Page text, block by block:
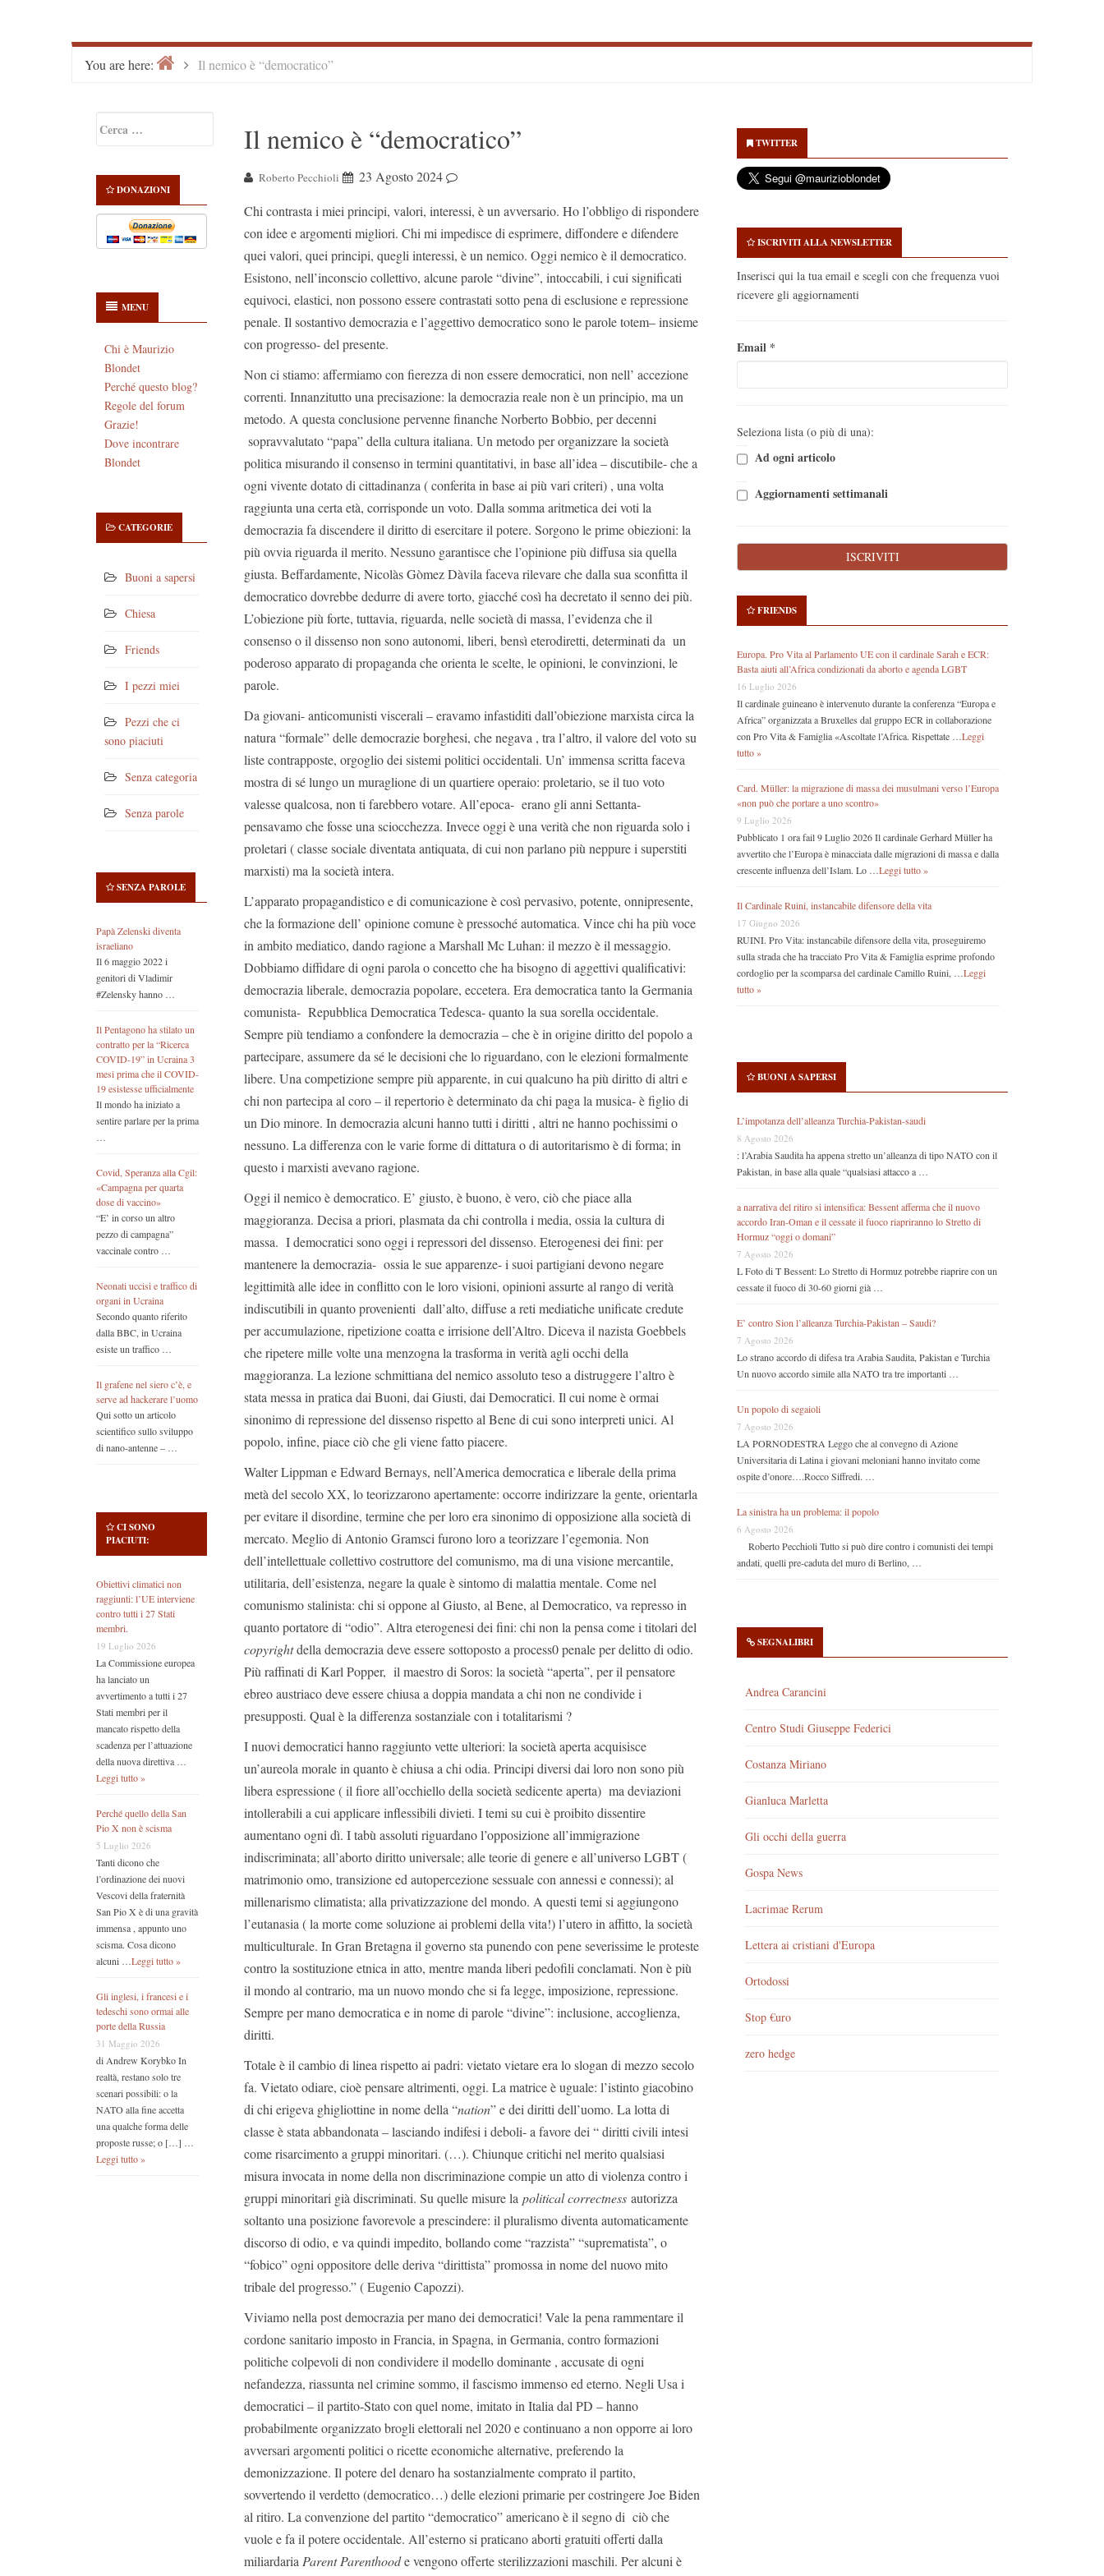
You are here: HomeIl nemico è “democratico”
Sidebar
per:
DONAZIONI
MENU
Chi è Maurizio
Blondet
Perché questo blog?
Regole del forum
Grazie!
Dove incontrare
Blondet
CATEGORIE
Buoni a sapersi
Chiesa
Friends
I pezzi miei
Pezzi che ci
sono piaciuti
Senza categoria
Senza parole
SENZA PAROLE
Papà Zelenski diventa
israeliano
Il 6 maggio 2022 i
genitori di Vladimir
#Zelensky hanno …
Il Pentagono ha stilato un
contratto per la “Ricerca
COVID-19” in Ucraina 3
mesi prima che il COVID-
19 esistesse ufficialmente
Il mondo ha iniziato a
sentire parlare per la prima
…
Covid, Speranza alla Cgil:
«Campagna per quarta
dose di vaccino»
“E’ in corso un altro
pezzo di campagna”
vaccinale contro …
Neonati uccisi e traffico di
organi in Ucraina
Secondo quanto riferito
dalla BBC, in Ucraina
esiste un traffico …
Il grafene nel siero c’è, e
serve ad hackerare l’uomo
Qui sotto un articolo
scientifico sullo sviluppo
di nano-antenne – …
CI SONO
PIACIUTI:
Obiettivi climatici non
raggiunti: l’UE interviene
contro tutti i 27 Stati
membri.
19 Luglio 2026
La Commissione europea
ha lanciato un
avvertimento a tutti i 27
Stati membri per il
mancato rispetto della
scadenza per l’attuazione
della nuova direttiva …
Leggi tutto »
Perché quello della San
Pio X non è scisma
5 Luglio 2026
Tanti dicono che
l’ordinazione dei nuovi
Vescovi della fraternità
San Pio X è di una gravità
immensa , appunto uno
scisma. Cosa dicono
alcuni …Leggi tutto »
Gli inglesi, i francesi e i
tedeschi sono ormai alle
porte della Russia
31 Maggio 2026
di Andrew Korybko In
realtà, restano solo tre
scenari possibili: o la
NATO alla fine accetta
una qualche forma delle
proposte russe; o […] …
Leggi tutto »
Il nemico è “democratico”
Roberto Pecchioli
23 Agosto 2024
Chi contrasta i miei principi, valori, interessi, è un avversario. Ho l’obbligo di rispondere
con idee e argomenti migliori. Chi mi impedisce di esprimere, diffondere e difendere
quei valori, quei principi, quegli interessi, è un nemico. Oggi nemico è il democratico.
Esistono, nell’inconscio collettivo, alcune parole “divine”, intoccabili, i cui significati
equivoci, elastici, non possono essere contrastati sotto pena di esclusione e repressione
penale. Il sostantivo democrazia e l’aggettivo democratico sono le parole totem– insieme
con progresso- del presente.
Non ci stiamo: affermiamo con fierezza di non essere democratici, non nell’ accezione
correnti. Innanzitutto una precisazione: la democrazia reale non è un principio, ma un
metodo. A questa conclusione pervenne finanche Norberto Bobbio, per decenni
sopravvalutato “papa” della cultura italiana. Un metodo per organizzare la società
politica misurando il consenso in termini quantitativi, in base all’idea – discutibile- che a
ogni vivente dotato di cittadinanza ( conferita in base ai più vari criteri) , una volta
raggiunta una certa età, corrisponde un voto. Dalla somma aritmetica dei voti la
democrazia fa discendere il diritto di esercitare il potere. Sorgono le prime obiezioni: la
più ovvia riguarda il merito. Nessuno garantisce che l’opinione più diffusa sia quella
giusta. Beffardamente, Nicolàs Gòmez Dàvila faceva rilevare che dalla sua sconfitta il
democratico dovrebbe dedurre di avere torto, giacché così ha decretato il senno dei più.
L’obiezione più forte, tuttavia, riguarda, nelle società di massa, l’evidenza che il
consenso o il dissenso non sono autonomi, liberi, bensì eterodiretti, determinati da un
poderoso apparato di propaganda che orienta le scelte, le opinioni, le convinzioni, le
parole.
Da giovani- anticomunisti viscerali – eravamo infastiditi dall’obiezione marxista circa la
natura “formale” delle democrazie borghesi, che negava , tra l’altro, il valore del voto su
liste contrapposte, orgoglio dei sistemi politici occidentali. Un’ immensa scritta faceva
mostra di sé lungo un muraglione di un quartiere operaio: proletario, se il tuo voto
valesse qualcosa, non ti farebbero votare. All’epoca- erano gli anni Settanta-
pensavamo che fosse una sciocchezza. Invece oggi è una verità che non riguarda solo i
proletari ( classe sociale diventata antiquata, di cui non parlano più neppure i superstiti
marxisti) ma la società intera.
L’apparato propagandistico e di comunicazione è così pervasivo, potente, onnipresente,
che la formazione dell’ opinione comune è pressoché automatica. Vince chi ha più voce
in ambito mediatico, dando ragione a Marshall Mc Luhan: il mezzo è il messaggio.
Dobbiamo diffidare di ogni parola o concetto che ha bisogno di aggettivi qualificativi:
democrazia liberale, democrazia popolare, eccetera. Era democratica tanto la Germania
comunista- Repubblica Democratica Tedesca- quanto la sua sorella occidentale.
Sempre più tendiamo a confondere la democrazia – che è in origine diritto del popolo a
partecipare, assumere da sé le decisioni che lo riguardano, con le elezioni formalmente
libere. Una competizione sempre più apparente, in cui qualcuno ha più diritto di altri e
chi non partecipa al coro – il repertorio è determinato da chi paga la musica- è figlio di
un Dio minore. In democrazia alcuni hanno tutti i diritti , altri ne hanno pochissimi o
nessuno. La differenza con le varie forme di dittatura o di autoritarismo è di forma; in
questo i marxisti avevano ragione.
Oggi il nemico è democratico. E’ giusto, è buono, è vero, ciò che piace alla
maggioranza. Decisa a priori, plasmata da chi controlla i media, ossia la cultura di
massa. I democratici sono oggi i repressori del dissenso. Eterogenesi dei fini: per
mantenere la democrazia- ossia le sue apparenze- i suoi partigiani devono negare
legittimità alle idee in conflitto con le loro visioni, opinioni assurte al rango di verità
indiscutibili in quanto provenienti dall’alto, diffuse a reti mediatiche unificate credute
per accumulazione, ripetizione coatta e irrisione dell’Altro. Diceva il nazista Goebbels
che ripetere mille volte una menzogna la trasforma in verità agli occhi della
maggioranza. La lezione schmittiana del nemico assoluto teso a distruggere l’altro è
stata messa in pratica dai Buoni, dai Giusti, dai Democratici. Il cui nome è ormai
sinonimo di repressione del dissenso rispetto al Bene di cui sono interpreti unici. Al
popolo, infine, piace ciò che gli viene fatto piacere.
Walter Lippman e Edward Bernays, nell’America democratica e liberale della prima
metà del secolo XX, lo teorizzarono apertamente: occorre indirizzare la gente, orientarla
per evitare il disordine, termine che per loro era sinonimo di opposizione alla società di
mercato. Meglio di Antonio Gramsci furono loro a teorizzare l’egemonia. Non
dell’intellettuale collettivo costruttore del comunismo, ma di una visione mercantile,
utilitaria, dell’esistenza, negare la quale è sintomo di malattia mentale. Come nel
comunismo stalinista: chi si oppone al Giusto, al Bene, al Democratico, va represso in
quanto portatore di “odio”. Altra eterogenesi dei fini: chi non la pensa come i titolari del
copyrightdella democrazia deve essere sottoposto a process0 penale per delitto di odio.
Più raffinati di Karl Popper, il maestro di Soros: la società “aperta”, per il pensatore
ebreo austriaco deve essere chiusa a doppia mandata a chi non ne condivide i
presupposti. Qual è la differenza sostanziale con i totalitarismi ?
I nuovi democratici hanno raggiunto vette ulteriori: la società aperta acquisisce
un’aureola morale in quanto è chiusa a chi odia. Principi diversi dai loro non sono più
libera espressione ( il fiore all’occhiello della società sedicente aperta) ma deviazioni
intollerabili a cui applicare inflessibili divieti. I temi su cui è proibito dissentire
aumentano ogni dì. I tabù assoluti riguardano l’opposizione all’immigrazione
indiscriminata; all’aborto diritto universale; alle teorie di genere e all’universo LGBT (
matrimonio omo, transizione ed autopercezione sessuale con annessi e connessi); al
millenarismo climatista; alla privatizzazione del mondo. A questi temi si aggiungono
l’eutanasia ( la morte come soluzione ai problemi della vita!) l’utero in affitto, la società
multiculturale. In Gran Bretagna il governo sta punendo con pene severissime le proteste
contro la sostituzione etnica in atto, mentre manda liberi pedofili conclamati. Non è più
il mondo al contrario, ma un nuovo mondo che si fa legge, imposizione, repressione.
Sempre per mano democratica e in nome di parole “divine”: inclusione, accoglienza,
diritti.
Totale è il cambio di linea rispetto ai padri: vietato vietare era lo slogan di mezzo secolo
fa. Vietato odiare, cioè pensare altrimenti, oggi. La matrice è uguale: l’istinto giacobino
di chi erigeva ghigliottine in nome della “nation” e dei diritti dell’uomo. La lotta di
classe è stata abbandonata – lasciando indifesi i deboli- a favore dei “ diritti civili intesi
come risarcimento a gruppi minoritari. (…). Chiunque critichi nel merito qualsiasi
misura invocata in nome della non discriminazione compie un atto di violenza contro i
gruppi minoritari già discriminati. Su quelle misure la political correctness autorizza
soltanto una posizione favorevole a prescindere: il pluralismo diventa automaticamente
discorso di odio, e va quindi impedito, bollando come “razzista” “suprematista”, o
“fobico” ogni oppositore delle deriva “dirittista” promossa in nome del nuovo mito
tribale del progresso.” ( Eugenio Capozzi).
Viviamo nella post democrazia per mano dei democratici! Vale la pena rammentare il
cordone sanitario imposto in Francia, in Spagna, in Germania, contro formazioni
politiche colpevoli di non condividere il modello dominante , accusate di ogni
nefandezza, riassunta nel crimine sommo, il fascismo immenso ed eterno. Negli Usa i
democratici – il partito-Stato con quel nome, imitato in Italia dal PD – hanno
probabilmente organizzato brogli elettorali nel 2020 e continuano a non opporre ai loro
avversari argomenti politici o ricette economiche alternative, preferendo la
demonizzazione. Il potere del denaro ha sostanzialmente comprato il partito,
sovvertendo il verdetto (democratico…) delle elezioni primarie per costringere Joe Biden
al ritiro. La convenzione del partito “democratico” americano è il segno di ciò che
vuole e fa il potere occidentale. All’esterno si praticano aborti gratuiti offerti dalla
miliardaria Parent Parenthoode vengono offerte sterilizzazioni maschili. Per alcuni è
Sidebar
TWITTER
ISCRIVITI ALLA NEWSLETTER
Inserisci qui la tua email e scegli con che frequenza vuoi
ricevere gli aggiornamenti
Email *
Seleziona lista (o più di una):
Ad ogni articolo
Aggiornamenti settimanali
FRIENDS
Europa. Pro Vita al Parlamento UE con il cardinale Sarah e ECR:
Basta aiuti all’Africa condizionati da aborto e agenda LGBT
16 Luglio 2026
Il cardinale guineano è intervenuto durante la conferenza “Europa e
Africa” organizzata a Bruxelles dal gruppo ECR in collaborazione
con Pro Vita & Famiglia «Ascoltate l’Africa. Rispettate … Leggi
tutto »
Card. Müller: la migrazione di massa dei musulmani verso l’Europa
«non può che portare a uno scontro»
9 Luglio 2026
Pubblicato 1 ora fail 9 Luglio 2026 Il cardinale Gerhard Müller ha
avvertito che l’Europa è minacciata dalle migrazioni di massa e dalla
crescente influenza dell’Islam. Lo … Leggi tutto »
Il Cardinale Ruini, instancabile difensore della vita
17 Giugno 2026
RUINI. Pro Vita: instancabile difensore della vita, proseguiremo
sulla strada che ha tracciato Pro Vita & Famiglia esprime profondo
cordoglio per la scomparsa del cardinale Camillo Ruini, … Leggi
tutto »
BUONI A SAPERSI
L’impotanza dell’alleanza Turchia-Pakistan-saudi
8 Agosto 2026
: l’Arabia Saudita ha appena stretto un’alleanza di tipo NATO con il
Pakistan, in base alla quale “qualsiasi attacco a …
a narrativa del ritiro si intensifica: Bessent afferma che il nuovo
accordo Iran-Oman e il cessate il fuoco riapriranno lo Stretto di
Hormuz “oggi o domani”
7 Agosto 2026
L Foto di T Bessent: Lo Stretto di Hormuz potrebbe riaprire con un
cessate il fuoco di 30-60 giorni già …
E’ contro Sion l’alleanza Turchia-Pakistan – Saudi?
7 Agosto 2026
Lo strano accordo di difesa tra Arabia Saudita, Pakistan e Turchia
Un nuovo accordo simile alla NATO tra tre importanti …
Un popolo di segaioli
7 Agosto 2026
LA PORNODESTRA Leggo che al convegno di Azione
Universitaria di Latina i giovani meloniani hanno invitato come
ospite d’onore….Rocco Siffredi. …
La sinistra ha un problema: il popolo
6 Agosto 2026
Roberto Pecchioli Tutto si può dire contro i comunisti dei tempi
andati, quelli pre-caduta del muro di Berlino, …
SEGNALIBRI
Andrea Carancini
Centro Studi Giuseppe Federici
Costanza Miriano
Gianluca Marletta
Gli occhi della guerra
Gospa News
Lacrimae Rerum
Lettera ai cristiani d'Europa
Ortodossi
Stop €uro
zero hedge